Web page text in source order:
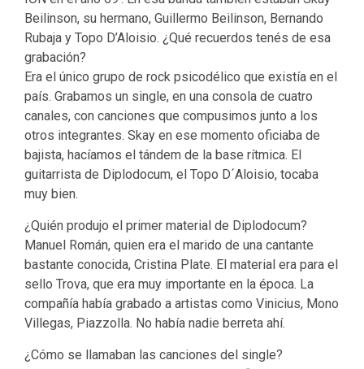
Beilinson, su hermano, Guillermo Beilinson, Bernando
Rubaja y Topo D’Aloisio. ¿Qué recuerdos tenés de esa
grabación?
Era el único grupo de rock psicodélico que existía en el
país. Grabamos un single, en una consola de cuatro
canales, con canciones que compusimos junto a los
otros integrantes. Skay en ese momento oficiaba de
bajista, hacíamos el tándem de la base rítmica. El
guitarrista de Diplodocum, el Topo D´Aloisio, tocaba
muy bien.
¿Quién produjo el primer material de Diplodocum?
Manuel Román, quien era el marido de una cantante
bastante conocida, Cristina Plate. El material era para el
sello Trova, que era muy importante en la época. La
compañía había grabado a artistas como Vinicius, Mono
Villegas, Piazzolla. No había nadie berreta ahí.
¿Cómo se llamaban las canciones del single?